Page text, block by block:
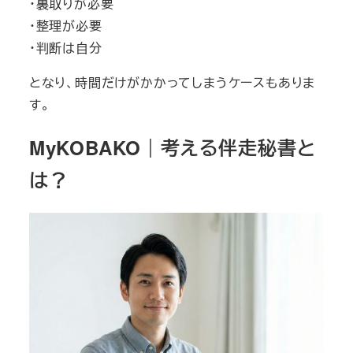
・裏取りが必要
・整理が必要
・判断は自分
となり、時間だけがかかってしまうケースもありま
す。
MyKOBAKO｜考える伴走秘書と
は？